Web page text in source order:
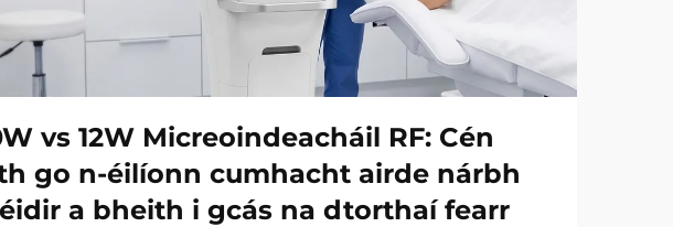
vs 12W Micreoindeacháil RF: Cén
go n-éilíonn cumhacht airde nárbh
a bheith i gcás na dtorthaí fearr